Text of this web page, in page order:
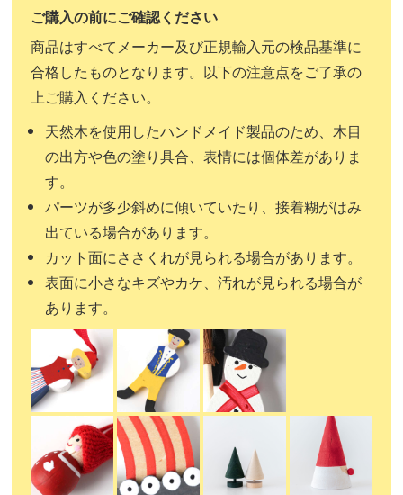
商品はすべてメーカー及び正規輸入元の検品基準に
合格したものとなります。以下の注意点をご了承の
上ご購入ください。
天然木を使用したハンドメイド製品のため、木目
の出方や色の塗り具合、表情には個体差がありま
す。
パーツが多少斜めに傾いていたり、接着糊がはみ
出ている場合があります。
カット面にささくれが見られる場合があります。
表面に小さなキズやカケ、汚れが見られる場合が
あります。